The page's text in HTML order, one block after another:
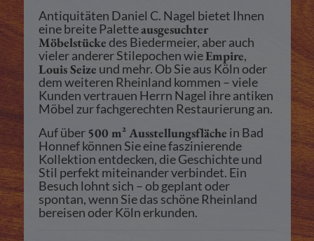
Antiquitäten Daniel C. Nagel bietet Ihnen
eine breite Paletteausgesuchter
Möbelstückedes Biedermeier, aber auch
vieler anderer Stilepochen wieEmpire,
Louis Seize und mehr. Ob Sie aus Köln oder
dem weiteren Rheinland kommen – viele
Kunden vertrauen Herrn Nagel ihre antiken
Möbel zur fachgerechten Restaurierung an.
Auf über500 m² Ausstellungsfläche in Bad
Honnef können Sie eine faszinierende
Kollektion entdecken, die Geschichte und
Stil perfekt miteinander verbindet. Ein
Besuch lohnt sich – ob geplant oder
spontan, wenn Sie das schöne Rheinland
bereisen oder Köln erkunden.